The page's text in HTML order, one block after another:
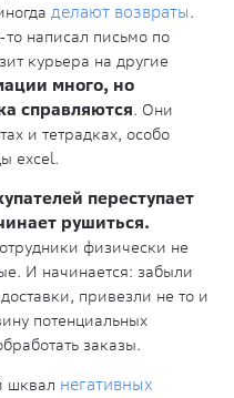
делают возвраты.
написал письмо по
курьера на другие
много, но
справляются. Они
и тетрадках, особо
excel.
переступает
рушиться.
физически не
И начинается: забыли
привезли не то и
потенциальных
заказы.
шквал негативных